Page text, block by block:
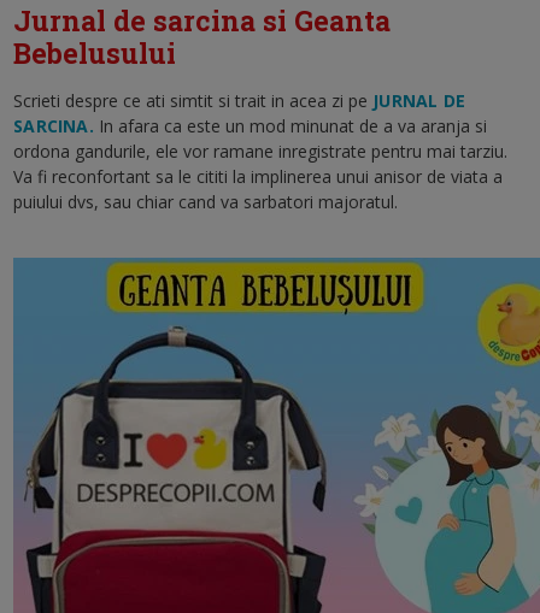
Jurnal de sarcina si Geanta
Bebelusului
Scrieti despre ce ati simtit si trait in acea zi pe JURNAL DE
SARCINA. In afara ca este un mod minunat de a va aranja si
ordona gandurile, ele vor ramane inregistrate pentru mai tarziu.
Va fi reconfortant sa le cititi la implinerea unui anisor de viata a
puiului dvs, sau chiar cand va sarbatori majoratul.